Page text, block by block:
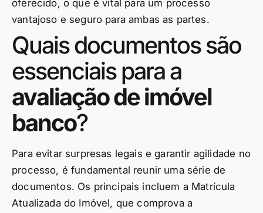
oferecido, o que é vital para um processo
vantajoso e seguro para ambas as partes.
Quais documentos são
essenciais para a
avaliação de imóvel
banco?
Para evitar surpresas legais e garantir agilidade no
processo, é fundamental reunir uma série de
documentos. Os principais incluem a Matrícula
Atualizada do Imóvel, que comprova a